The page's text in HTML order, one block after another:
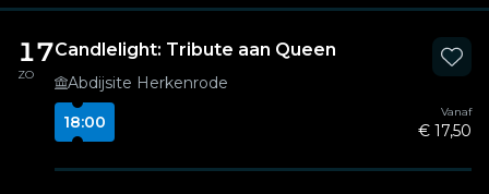
17
ZO
Candlelight: Tribute aan Queen
Abdijsite Herkenrode
18:00
Vanaf
€ 17,50